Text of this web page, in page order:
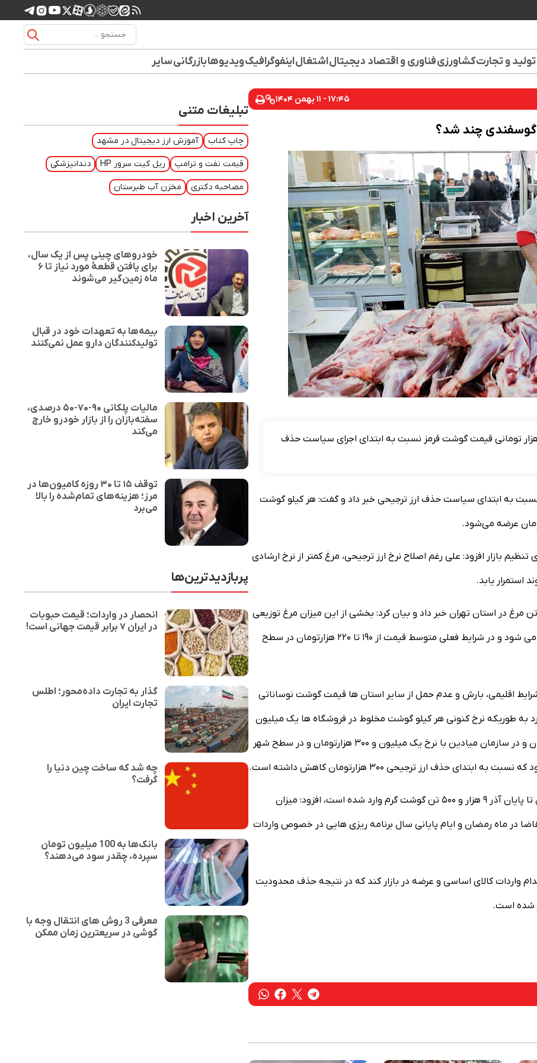
تولید و تجارتکشاورزیفناوری و اقتصاد دیجیتالاشتغالاینفوگرافیکویدیوهابازرگانیسایر
۱۷:۴۵ - ۱۱ بهمن ۱۴۰۴
جهاد کشاورزی استان تهران از کاهش حدود ۳۰۰ هزار تومانی قیمت گوشت قرمز نسبت به ابتدای اجرای سیاست حذف
گوشت در بازار نسبت به ابتدای سیاست حذف ارز ترجیحی خبر داد و گفت: هر کیلو گوشت
بازار افزود: علی رغم اصلاح نرخ ارز ترجیحی، مرغ کمتر از نرخ ارشادی
یابد.
رئیس جهاد کشاورزی استان تهران از توزیع روزانه ۱۷۰۰ تا ۱۸۰۰ تن مرغ در استان تهران خبر داد و بیان کرد: بخشی از این میزان مرغ توزیعی
مربوط به تولید استان تهران و بخشی از سایر استان ها تامین می شود و در شرایط فعلی متوسط قیمت از ۱۹۰ تا ۲۲۰ هزارتومان در سطح
شرایط اقلیمی، بارش و عدم حمل از سایر استان ها قیمت گوشت نوساناتی
به طوریکه نرخ کنونی هر کیلو گوشت مخلوط در فروشگاه ها یک میلیون
و ۵۰۰ هزارتومان، گوشت گوسفندی یک میلیون و ۴۰۰ هزارتومان و در سازمان میادین با نرخ یک میلیون و ۳۰۰ هزارتومان و در سطح شهر
رئیس جهاد کشاورزی استان تهران با بیان اینکه از ابتدای سال تا پایان آذر ۹ هزار و ۵۰۰ تن گوشت گرم وارد شده است، افزود: میزان
در ماه رمضان و ایام پایانی سال برنامه ریزی هایی در خصوص واردات
کالای اساسی و عرضه در بازار کند که در نتیجه حذف محدودیت
شده است.
تبلیغات متنی
چاپ کتاب آموزش ارز دیجیتال در مشهد
قیمت نفت و ترامپ ریل کیت سرور HP دندانپزشکی
مصاحبه دکتری مخزن آب طبرستان
آخرین اخبار
خودروهای چینی پس از یک سال،
برای یافتن قطعهٔ مورد نیاز تا ۶
ماه زمین‌گیر می‌شوند
بیمه‌ها به تعهدات خود در قبال
تولیدکنندگان دارو عمل نمی‌کنند
مالیات پلکانی ۹۰-۷۰-۵۰ درصدی،
سفته‌بازان را از بازار خودرو خارج
می‌کند
توقف ۱۵ تا ۳۰ روزه کامیون‌ها در
مرز؛ هزینه‌های تمام‌شده را بالا
می‌برد
پربازدیدترین‌ها
انحصار در واردات؛ قیمت حبوبات
در ایران ۷ برابر قیمت جهانی است!
گذار به تجارت داده‌محور؛ اطلس
تجارت ایران
چه شد که ساخت چین دنیا را
گرفت؟
بانک‌ها به 100 میلیون تومان
سپرده، چقدر سود می‌دهند؟
معرفی 3 روش های انتقال وجه با
گوشی در سریعترین زمان ممکن